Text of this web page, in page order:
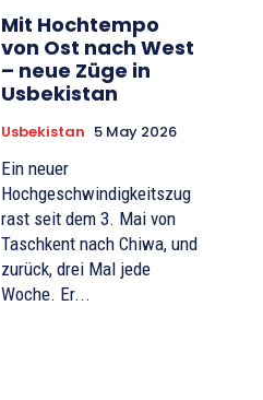
Mit Hochtempo
von Ost nach West
– neue Züge in
Usbekistan
Usbekistan 5 May 2026
Ein neuer
Hochgeschwindigkeitszug
rast seit dem 3. Mai von
Taschkent nach Chiwa, und
zurück, drei Mal jede
Woche. Er...